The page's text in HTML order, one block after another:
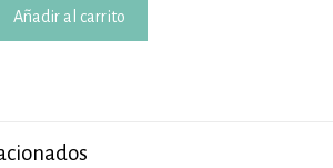
Añadir al carrito